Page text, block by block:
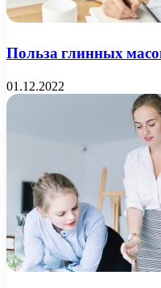
Польза глинных
01.12.2022